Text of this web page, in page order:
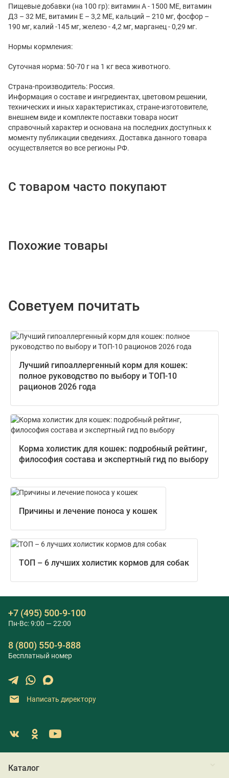
Пищевые добавки (на 100 гр): витамин А - 1500 МЕ, витамин
Д3 – 32 МЕ, витамин Е – 3,2 МЕ, кальций – 210 мг, фосфор –
190 мг, калий -145 мг, железо - 4,2 мг, марганец - 0,29 мг.
Нормы кормления:
Суточная норма: 50-70 г на 1 кг веса животного.
Страна-производитель: Россия.
Информация о составе и ингредиентах, цветовом решении,
технических и иных характеристиках, стране-изготовителе,
внешнем виде и комплекте поставки товара носит
справочный характер и основана на последних доступных к
моменту публикации сведениях. Доставка данного товара
осуществляется во все регионы РФ.
С товаром часто покупают
Похожие товары
Советуем почитать
Лучший гипоаллергенный корм для кошек:
полное руководство по выбору и ТОП-10
рационов 2026 года
Корма холистик для кошек: подробный рейтинг,
философия состава и экспертный гид по выбору
Причины и лечение поноса у кошек
ТОП – 6 лучших холистик кормов для собак
+7 (495) 500-9-100
Пн-Вс: 9:00 — 22:00
8 (800) 550-9-888
Бесплатный номер
Написать директору
Каталог